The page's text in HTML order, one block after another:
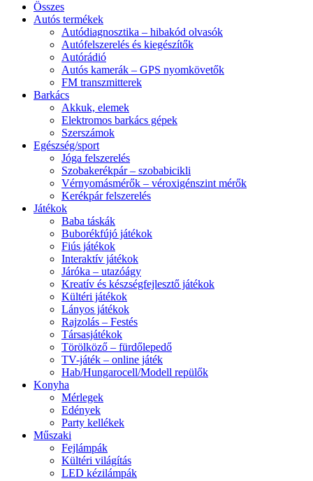
Összes
Autós termékek
Autódiagnosztika – hibakód olvasók
Autófelszerelés és kiegészítők
Autórádió
Autós kamerák – GPS nyomkövetők
FM transzmitterek
Barkács
Akkuk, elemek
Elektromos barkács gépek
Szerszámok
Egészség/sport
Jóga felszerelés
Szobakerékpár – szobabicikli
Vérnyomásmérők – véroxigénszint mérők
Kerékpár felszerelés
Játékok
Baba táskák
Buborékfújó játékok
Fiús játékok
Interaktív játékok
Járóka – utazóágy
Kreatív és készségfejlesztő játékok
Kültéri játékok
Lányos játékok
Rajzolás – Festés
Társasjátékok
Törölköző – fürdőlepedő
TV-játék – online játék
Hab/Hungarocell/Modell repülők
Konyha
Mérlegek
Edények
Party kellékek
Műszaki
Fejlámpák
Kültéri világítás
LED kézilámpák